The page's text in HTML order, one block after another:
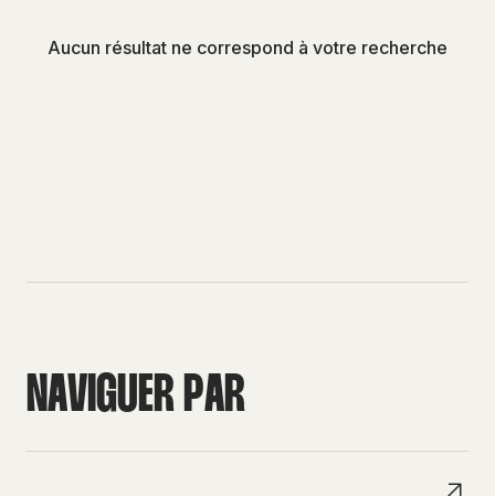
Aucun résultat ne correspond à votre recherche
NAVIGUERPAR